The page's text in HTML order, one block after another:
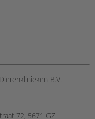
B.V.
72, 5671 GZ